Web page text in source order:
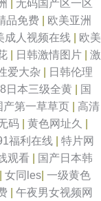
无码国产区一区
品免费
欧美亚洲
成人视频在线
欧美
日韩激情图片
激
爱大杂
日韩伦理
日本三级全黄
国
产第一草草页
高清
码 黄色网址久
福利在线
特片网
观看
国产日本韩
女同les 一级黄色
午夜男女视频网